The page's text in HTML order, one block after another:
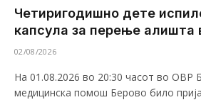
Четиригодишно дете
капсула за перење алишта
02/08/2026
На 01.08.2026 во 20:30 часот во ОВР
медицинска помош Берово било